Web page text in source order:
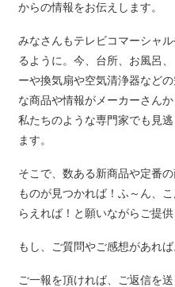
からの情報をお伝えします。
みなさんもテレビコマーシャ
るように。今、台所、お風呂
ーや換気扇や空気清浄器など
な商品や情報がメーカーさん
私たちのような専門家でも見
ます。
そこで、数ある新商品や定番
ものが見つかれば！ふ～ん、
らえれば！と願いながらご提供
もし、ご質問やご感想があれば
ご一報を頂ければ、ご返信を送